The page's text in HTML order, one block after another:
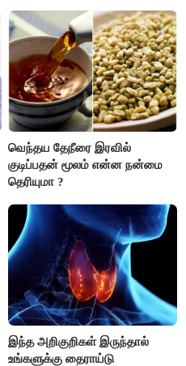
எடைபோடுவது நல்லது..!
வெந்தய தேநீரை இரவில்
குடிப்பதன் மூலம் என்ன நன்மை
தெரியுமா ?
இந்த அறிகுறிகள் இருந்தால்
உங்களுக்கு தைராய்டு